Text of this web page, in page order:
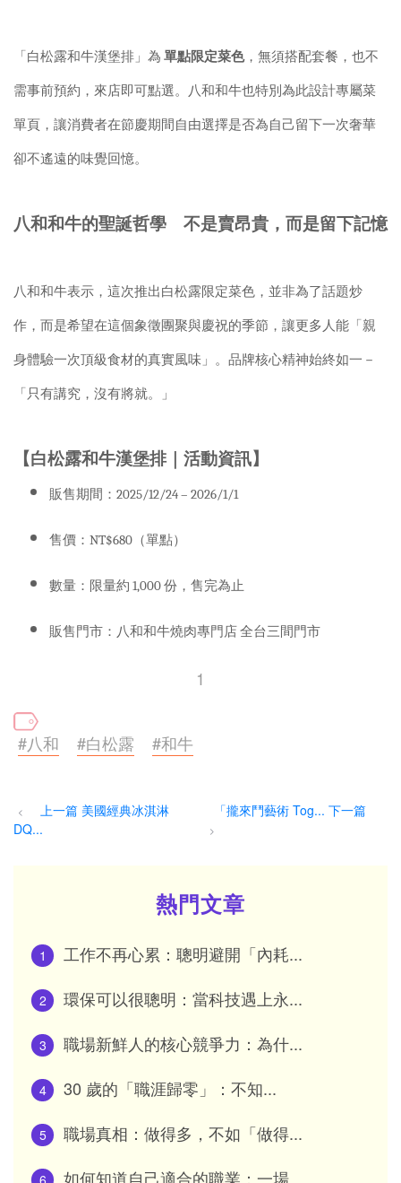
「白松露和牛漢堡排」為 單點限定菜色，無須搭配套餐，也不
需事前預約，來店即可點選。八和和牛也特別為此設計專屬菜
單頁，讓消費者在節慶期間自由選擇是否為自己留下一次奢華
卻不遙遠的味覺回憶。
八和和牛的聖誕哲學 不是賣昂貴，而是留下記憶
八和和牛表示，這次推出白松露限定菜色，並非為了話題炒
作，而是希望在這個象徵團聚與慶祝的季節，讓更多人能「親
身體驗一次頂級食材的真實風味」。品牌核心精神始終如一－
「只有講究，沒有將就。」
【白松露和牛漢堡排｜活動資訊】
販售期間： 2025/12/24 – 2026/1/1
售價： NT$680 （單點）
數量：限量約 1,000份，售完為止
販售門市：八和和牛燒肉專門店全台三間門市
1
#八和 #白松露 #和牛
<
上一篇 美國經典冰淇淋
DQ...
「攏來鬥藝術 Tog... 下一篇
>
熱門文章
1 工作不再心累：聰明避開「內耗...
2 環保可以很聰明：當科技遇上永...
3 職場新鮮人的核心競爭力：為什...
4 30 歲的「職涯歸零」：不知...
5 職場真相：做得多，不如「做得...
6 如何知道自己適合的職業：一場...